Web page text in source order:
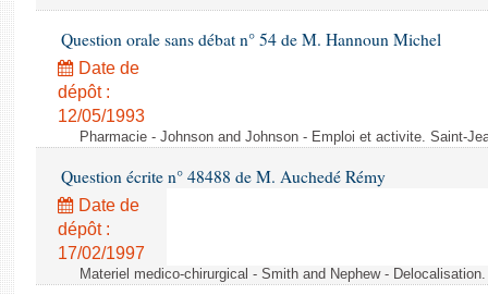
Question orale sans débat n° 54 de M. Hannoun Michel
Date de
dépôt :
12/05/1993
Pharmacie - Johnson and Johnson - Emploi et activite. Saint-
Question écrite n° 48488 de M. Auchedé Rémy
Date de
dépôt :
17/02/1997
Materiel medico-chirurgical - Smith and Nephew -